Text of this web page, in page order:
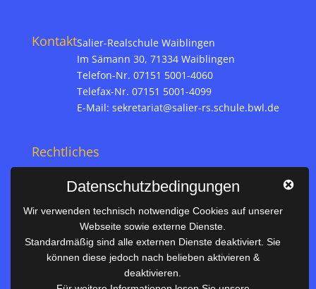
KontaktSalier-Realschule Waiblingen
Im Sämann 30, 71334 Waiblingen
Telefon-Nr. 07151 5001-4060
Telefax-Nr. 07151 5001-4099
E-Mail: sekretariat@salier-rs.schule.bwl.de
Rechtliches
Datenschutz
Nützliches
Vertretungsplan
Unterrichtszeiten
Datenschutzbedingungen
Wir verwenden technisch notwendige Cookies auf unserer
Webseite sowie externe Dienste.
Standardmäßig sind alle externen Dienste deaktiviert. Sie
können diese jedoch nach belieben aktivieren &
deaktivieren.